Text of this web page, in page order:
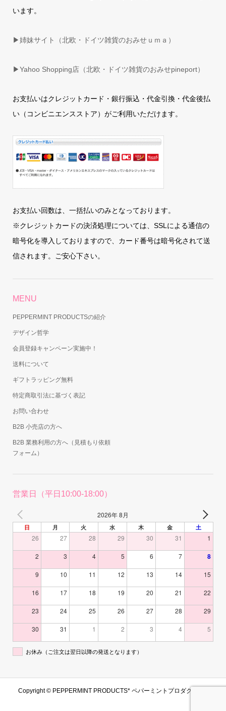
います。
▶姉妹サイト（北欧・ドイツ雑貨のおみせｕｍａ）
▶Yahoo Shopping店（北欧・ドイツ雑貨のおみせpineport）
お支払いはクレジットカード・銀行振込・代金引換・代金後払
い（コンビニエンスストア）がご利用いただけます。
お支払い回数は、一括払いのみとなっております。
※クレジットカードの決済処理については、SSLによる通信の
暗号化を導入しておりますので、カード番号は暗号化されて送
信されます。ご安心下さい。
MENU
PEPPERMINT PRODUCTSの紹介
デザイン哲学
会員登録キャンペーン実施中！
送料について
ギフトラッピング無料
特定商取引法に基づく表記
お問い合わせ
B2B 小売店の方へ
B2B 業務利用の方へ（見積もり依頼
フォーム）
営業日（平日10:00-18:00）
2026年 8月
日 月 火 水 木 金 土
26 27 28 29 30 31 1
2 3 4 5 6 7 8
9 10 11 12 13 14 15
16 17 18 19 20 21 22
23 24 25 26 27 28 29
30 31 1 2 3 4 5
お休み（ご注文は翌日以降の発送となります）
Copyright ©PEPPERMINT PRODUCTS* ペパーミントプロダクツ. All